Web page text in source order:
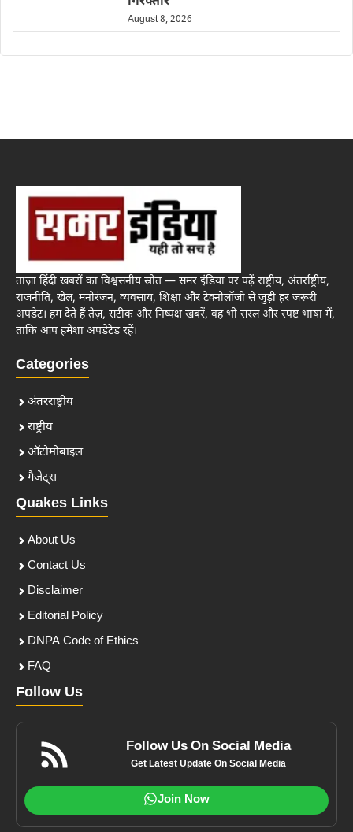
August 8, 2026
ताज़ा हिंदी खबरों का विश्वसनीय स्रोत — समर इंडिया पर पढ़ें राष्ट्रीय, अंतर्राष्ट्रीय,
राजनीति, खेल, मनोरंजन, व्यवसाय, शिक्षा और टेक्नोलॉजी से जुड़ी हर जरूरी
अपडेट। हम देते हैं तेज़, सटीक और निष्पक्ष खबरें, वह भी सरल और स्पष्ट भाषा में,
ताकि आप हमेशा अपडेटेड रहें।
Categories
अंतरराष्ट्रीय
राष्ट्रीय
ऑटोमोबाइल
गैजेट्स
Quakes Links
About Us
Contact Us
Disclaimer
Editorial Policy
DNPA Code of Ethics
FAQ
Follow Us
Follow Us On Social Media
Get Latest Update On Social Media
Join Now